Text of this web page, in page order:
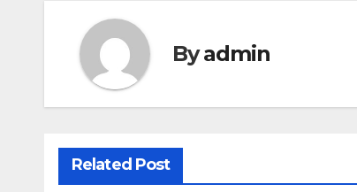
Byadmin
Related Post